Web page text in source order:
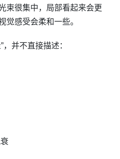
束很集中，局部看起来会更
觉感受会柔和一些。
并不直接描述：